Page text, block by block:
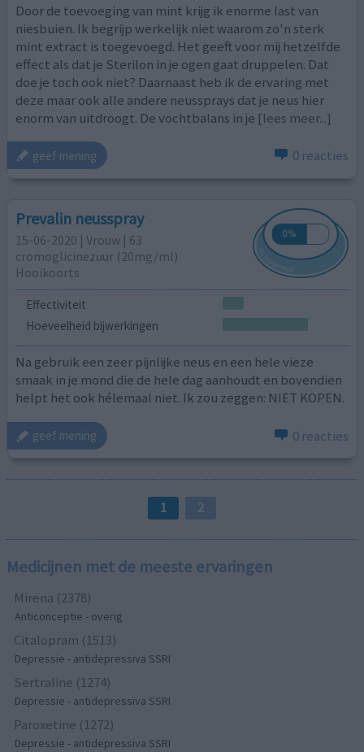
Door de toevoeging van mint krijg ik enorme last van
niesbuien. Ik begrijp werkelijk niet waarom zo'n sterk
mint extract is toegevoegd. Het geeft voor mij hetzelfde
effect als dat je Sterilon in je ogen gaat druppelen. Dat
doe je toch ook niet? Daarnaast heb ik de ervaring met
deze maar ook alle andere neussprays dat je neus hier
enorm van uitdroogt. De vochtbalans in je [lees meer...]
geef mening 0 reacties
Prevalin neusspray
15-06-2020 | Vrouw | 63
cromoglicinezuur (20mg/ml)
Hooikoorts
Effectiviteit
Hoeveelheid bijwerkingen
Na gebruik een zeer pijnlijke neus en een hele vieze
smaak in je mond die de hele dag aanhoudt en bovendien
helpt het ook hélemaal niet. Ik zou zeggen: NIET KOPEN.
geef mening 0 reacties
1 2
Medicijnen met de meeste ervaringen
Mirena (2378)
Anticonceptie - overig
Citalopram (1513)
Depressie - antidepressiva SSRI
Sertraline (1274)
Depressie - antidepressiva SSRI
Paroxetine (1272)
Depressie - antidepressiva SSRI